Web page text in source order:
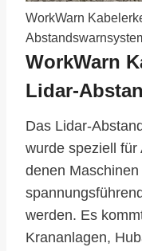
WorkWarn
WorkWarn
Lidar-
Das Lidar-
wurde speziell für
denen
werden. Es
Krananlagen,